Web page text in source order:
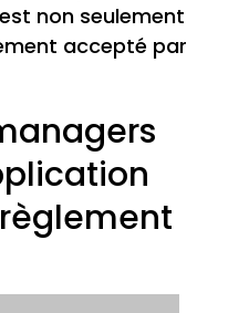
non seulement
accepté par